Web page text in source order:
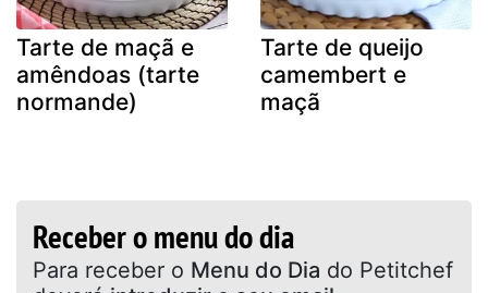
Tarte de maçã e
amêndoas (tarte
normande)
Tarte de queijo
camembert e
maçã
Receber o menu do dia
Para receber o Menu do Dia do Petitchef